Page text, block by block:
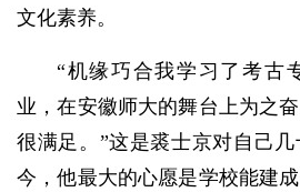
文化素养。
“机缘巧合我学习了考古
业，在安徽师大的舞台上为之
很满足。”这是裘士京对自己
今，他最大的心愿是学校能建